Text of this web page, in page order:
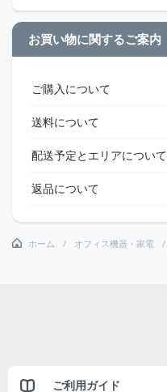
お買い物に関するご案内
ご購入について
送料について
配送予定とエリアについて
返品について
ホーム オフィス機器・家電
ご利用ガイド